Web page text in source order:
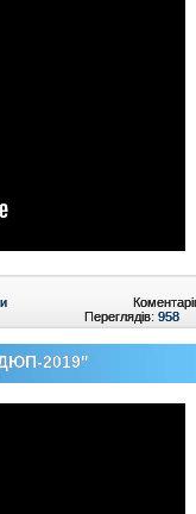
Переглядів: 958
2019"